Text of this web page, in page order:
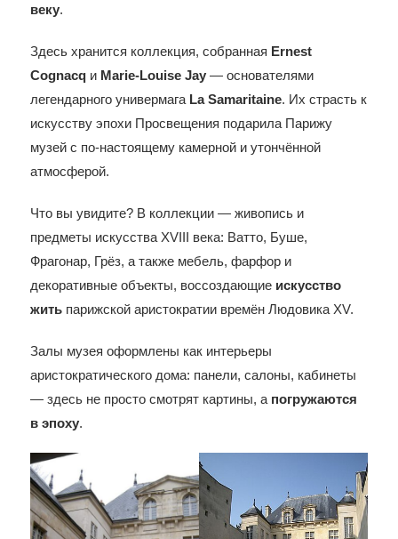
веку.
Здесь хранится коллекция, собранная Ernest
Cognacq и Marie-Louise Jay — основателями
легендарного универмага La Samaritaine. Их страсть к
искусству эпохи Просвещения подарила Парижу
музей с по-настоящему камерной и утончённой
атмосферой.
Что вы увидите? В коллекции — живопись и
предметы искусства XVIII века: Ватто, Буше,
Фрагонар, Грёз, а также мебель, фарфор и
декоративные объекты, воссоздающие искусство
жить парижской аристократии времён Людовика XV.
Залы музея оформлены как интерьеры
аристократического дома: панели, салоны, кабинеты
— здесь не просто смотрят картины, а погружаются
в эпоху.